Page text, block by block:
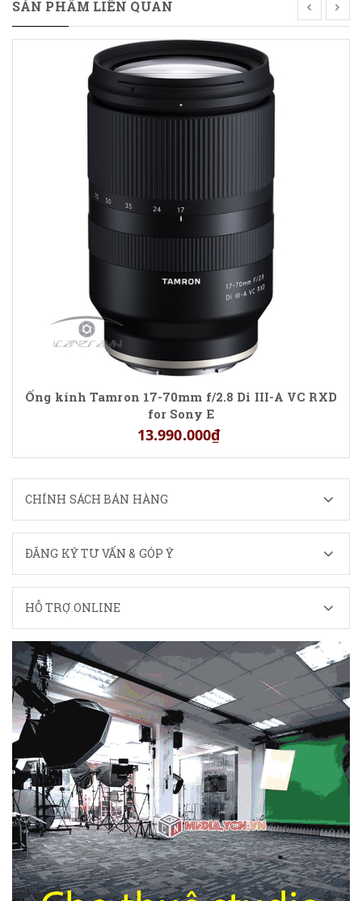
SẢN PHẨM LIÊN QUAN
Ống kính Tamron 17-70mm f/2.8 Di III-A VC RXD
for Sony E
13.990.000₫
CHÍNH SÁCH BÁN HÀNG
ĐĂNG KÝ TƯ VẤN & GÓP Ý
HỖ TRỢ ONLINE